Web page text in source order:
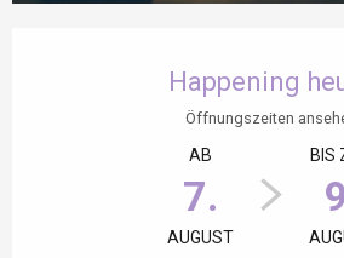
Happening
Öffnungszeiten
AB
7.
AUGUST
BIS